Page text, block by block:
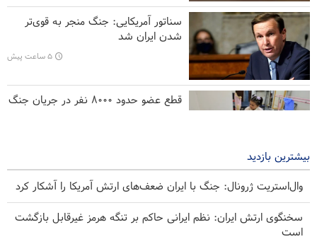
تحلیل | فروش گسترده موشک‌های پاتریوت به کشورهای عربی خلیج
فارس
سناتور آمریکایی: جنگ منجر به قوی‌تر
شدن ایران شد
۵ ساعت پیش
قطع عضو حدود ۸۰۰۰ نفر در جریان جنگ
بیشترین بازدید
وال‌استریت‌ ژرونال: جنگ با ایران ضعف‌های ارتش آمریکا را آشکار کرد
سخنگوی ارتش ایران: نظم ایرانی حاکم بر تنگه هرمز غیرقابل بازگشت
است